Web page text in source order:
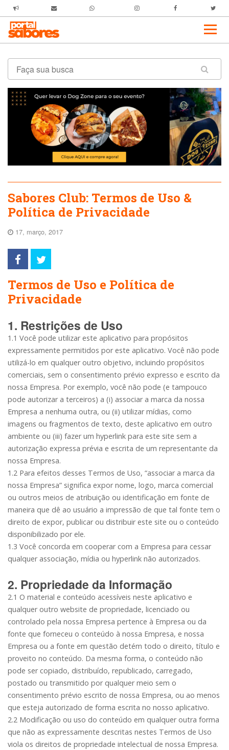
Sabores Club: Termos de Uso &
Política de Privacidade
17, março, 2017
Termos de Uso e Política de
Privacidade
1. Restrições de Uso
1.1 Você pode utilizar este aplicativo para propósitos
expressamente permitidos por este aplicativo. Você não pode
utilizá-lo em qualquer outro objetivo, incluindo propósitos
comerciais, sem o consentimento prévio expresso e escrito da
nossa Empresa. Por exemplo, você não pode (e tampouco
pode autorizar a terceiros) a (i) associar a marca da nossa
Empresa a nenhuma outra, ou (ii) utilizar mídias, como
imagens ou fragmentos de texto, deste aplicativo em outro
ambiente ou (iii) fazer um hyperlink para este site sem a
autorização expressa prévia e escrita de um representante da
nossa Empresa.
1.2 Para efeitos desses Termos de Uso, “associar a marca da
nossa Empresa” significa expor nome, logo, marca comercial
ou outros meios de atribuição ou identificação em fonte de
maneira que dê ao usuário a impressão de que tal fonte tem o
direito de expor, publicar ou distribuir este site ou o conteúdo
disponibilizado por ele.
1.3 Você concorda em cooperar com a Empresa para cessar
qualquer associação, mídia ou hyperlink não autorizados.
2. Propriedade da Informação
2.1 O material e conteúdo acessíveis neste aplicativo e
qualquer outro website de propriedade, licenciado ou
controlado pela nossa Empresa pertence à Empresa ou da
fonte que forneceu o conteúdo à nossa Empresa, e nossa
Empresa ou a fonte em questão detém todo o direito, título e
proveito no conteúdo. Da mesma forma, o conteúdo não
pode ser copiado, distribuído, republicado, carregado,
postado ou transmitido por qualquer meio sem o
consentimento prévio escrito de nossa Empresa, ou ao menos
que esteja autorizado de forma escrita no nosso aplicativo.
2.2 Modificação ou uso do conteúdo em qualquer outra forma
que não as expressamente descritas nestes Termos de Uso
viola os direitos de propriedade intelectual de nossa Empresa.